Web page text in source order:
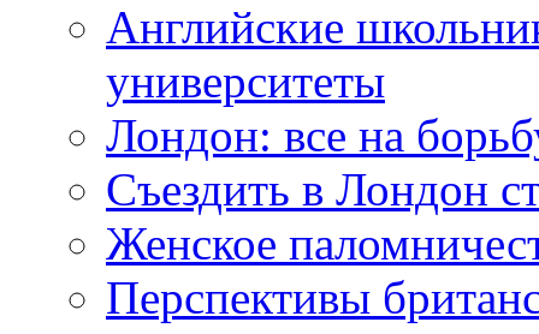
Английские
университеты
Лондон: все на
Съездить в Лондон
Женское
Перспективы